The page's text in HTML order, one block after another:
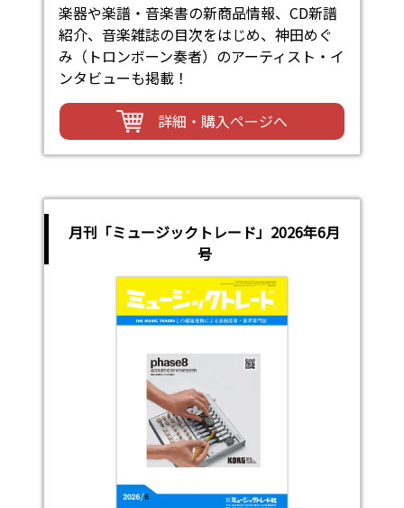
楽器や楽譜・音楽書の新商品情報、CD新譜
紹介、音楽雑誌の目次をはじめ、神田めぐ
み（トロンボーン奏者）のアーティスト・イ
ンタビューも掲載！
詳細・購入ページへ
月刊「ミュージックトレード」2026年6月
号